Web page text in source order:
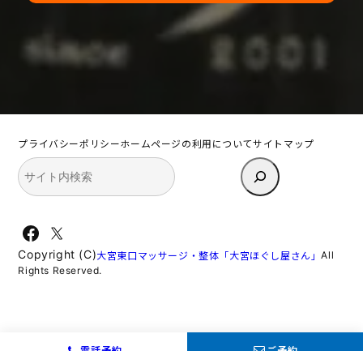
プライバシーポリシーホームページの利用についてサイトマップ
検
索
Facebook
X
Copyright (C)大宮東口マッサージ・整体「大宮ほぐし屋さん」All
Rights Reserved.